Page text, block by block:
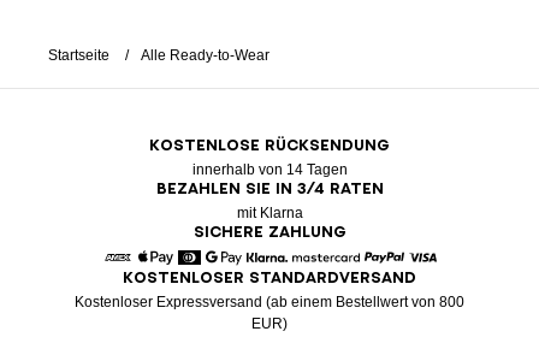
Startseite Alle Ready-to-Wear
KOSTENLOSE RÜCKSENDUNG
innerhalb von 14 Tagen
BEZAHLEN SIE IN 3/4 RATEN
mit Klarna
SICHERE ZAHLUNG
American Express
Apple Pay
DinersGoogle Pay
Klarna MastercardPaypal
KOSTENLOSER STANDARDVERSAND
Kostenloser Expressversand (ab einem Bestellwert von 800
EUR)